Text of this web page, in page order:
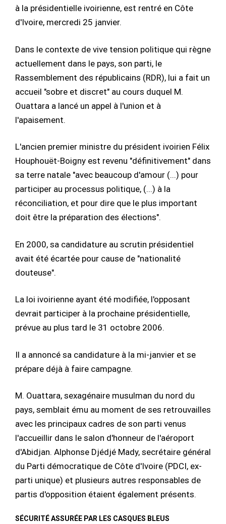
à la présidentielle ivoirienne, est rentré en Côte
d'Ivoire, mercredi 25 janvier.
Dans le contexte de vive tension politique qui règne
actuellement dans le pays, son parti, le
Rassemblement des républicains (RDR), lui a fait un
accueil "sobre et discret" au cours duquel M.
Ouattara a lancé un appel à l'union et à
l'apaisement.
L'ancien premier ministre du président ivoirien Félix
Houphouët-Boigny est revenu "définitivement" dans
sa terre natale "avec beaucoup d'amour (...) pour
participer au processus politique, (...) à la
réconciliation, et pour dire que le plus important
doit être la préparation des élections".
En 2000, sa candidature au scrutin présidentiel
avait été écartée pour cause de "nationalité
douteuse".
La loi ivoirienne ayant été modifiée, l'opposant
devrait participer à la prochaine présidentielle,
prévue au plus tard le 31 octobre 2006.
Il a annoncé sa candidature à la mi-janvier et se
prépare déjà à faire campagne.
M. Ouattara, sexagénaire musulman du nord du
pays, semblait ému au moment de ses retrouvailles
avec les principaux cadres de son parti venus
l'accueillir dans le salon d'honneur de l'aéroport
d'Abidjan. Alphonse Djédjé Mady, secrétaire général
du Parti démocratique de Côte d'Ivoire (PDCI, ex-
parti unique) et plusieurs autres responsables de
partis d'opposition étaient également présents.
SÉCURITÉ ASSURÉE PAR LES CASQUES BLEUS